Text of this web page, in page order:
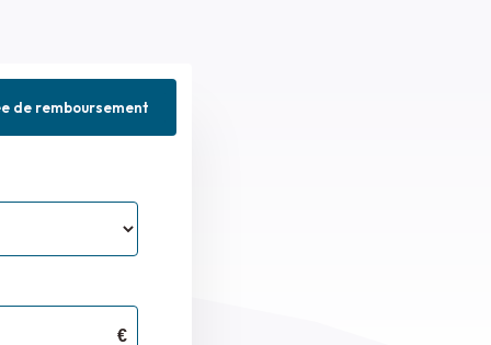
de remboursement